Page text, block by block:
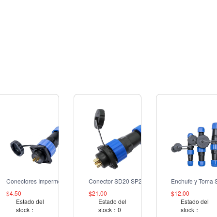
$4.50
Estado del
stock：
Conector SD20 SP20
$21.00
Estado del
stock：0
$12.00
Estado del
stock：